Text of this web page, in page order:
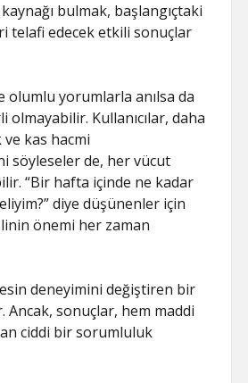
bulmak, başlangıçtaki
telafi edecek etkili sonuçlar
olumlu yorumlarla anılsa da
olmayabilir. Kullanıcılar, daha
ve kas hacmi
söyleseler de, her vücut
“Bir hafta içinde ne kadar
diye düşünenler için
önemi her zaman
deneyimini değiştiren bir
Ancak, sonuçlar, hem maddi
ciddi bir sorumluluk